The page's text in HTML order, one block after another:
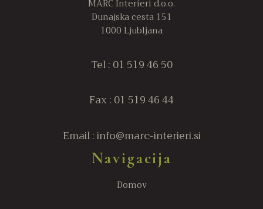
MARC Interieri d.o.o.
Dunajska cesta 151
1000 Ljubljana
Tel : 01 519 46 50
Fax : 01 519 46 44
Email : info@marc-interieri.si
Navigacija
Domov